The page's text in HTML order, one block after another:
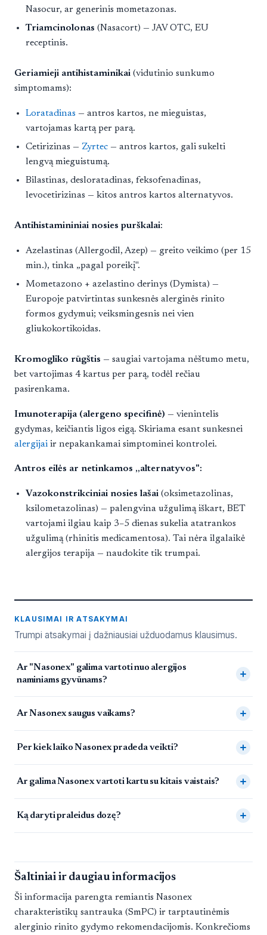
Nasocur, ar generinis mometazonas.
Triamcinolonas (Nasacort) — JAV OTC, EU
receptinis.
Geriamieji antihistaminikai (vidutinio sunkumo
simptomams):
Loratadinas — antros kartos, ne mieguistas,
vartojamas kartą per parą.
Cetirizinas —Zyrtec — antros kartos, gali sukelti
lengvą mieguistumą.
Bilastinas, desloratadinas, feksofenadinas,
levocetirizinas — kitos antros kartos alternatyvos.
Antihistamininiai nosies purškalai:
Azelastinas (Allergodil, Azep) — greito veikimo (per 15
min.), tinka „pagal poreikį".
Mometazono + azelastino derinys (Dymista) —
Europoje patvirtintas sunkesnės alerginės rinito
formos gydymui; veiksmingesnis nei vien
gliukokortikoidas.
Kromogliko rūgštis — saugiai vartojama nėštumo metu,
bet vartojimas 4 kartus per parą, todėl rečiau
pasirenkama.
Imunoterapija (alergeno specifinė) — vienintelis
gydymas, keičiantis ligos eigą. Skiriama esant sunkesnei
alergijai ir nepakankamai simptominei kontrolei.
Antros eilės ar netinkamos „alternatyvos":
Vazokonstrikciniai nosies lašai (oksimetazolinas,
ksilometazolinas) — palengvina užgulimą iškart, BET
vartojami ilgiau kaip 3–5 dienas sukelia atatrankos
užgulimą (rhinitis medicamentosa). Tai nėra ilgalaikė
alergijos terapija — naudokite tik trumpai.
KLAUSIMAI IR ATSAKYMAI
Trumpi atsakymai į dažniausiai užduodamus klausimus.
Ar "Nasonex" galima vartoti nuo alergijos
naminiams gyvūnams?
Ar Nasonex saugus vaikams?
Per kiek laiko Nasonex pradeda veikti?
Ar galima Nasonex vartoti kartu su kitais vaistais?
Ką daryti praleidus dozę?
Šaltiniai ir daugiau informacijos
Ši informacija parengta remiantis Nasonex
charakteristikų santrauka (SmPC) ir tarptautinėmis
alerginio rinito gydymo rekomendacijomis. Konkrečioms